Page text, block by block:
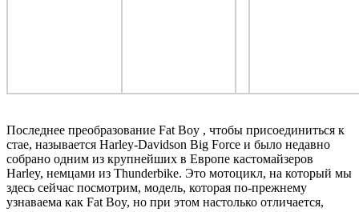
Последнее преобразование Fat Boy , чтобы присоединиться к
стае, называется Harley-Davidson Big Force и было недавно
собрано одним из крупнейших в Европе кастомайзеров
Harley, немцами из Thunderbike. Это мотоцикл, на который мы
здесь сейчас посмотрим, модель, которая по-прежнему
узнаваема как Fat Boy, но при этом настолько отличается,